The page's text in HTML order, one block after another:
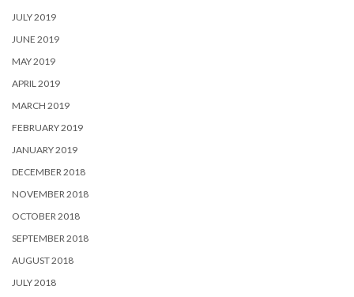
JULY 2019
JUNE 2019
MAY 2019
APRIL 2019
MARCH 2019
FEBRUARY 2019
JANUARY 2019
DECEMBER 2018
NOVEMBER 2018
OCTOBER 2018
SEPTEMBER 2018
AUGUST 2018
JULY 2018